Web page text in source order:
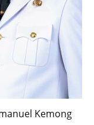
Kemong